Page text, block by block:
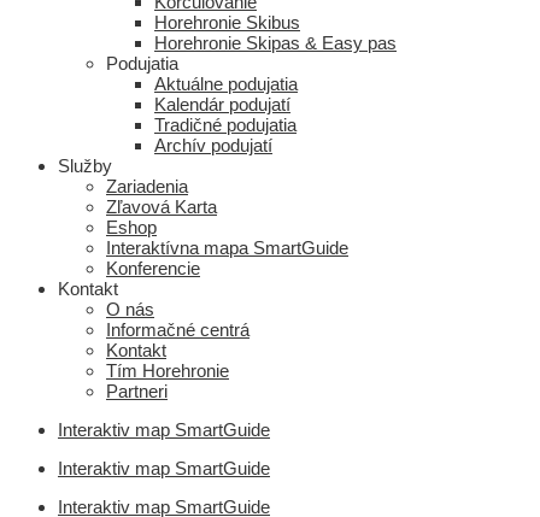
Horehronie Skibus
Horehronie Skipas & Easy pas
Podujatia
Aktuálne podujatia
Kalendár podujatí
Tradičné podujatia
Archív podujatí
Služby
Zariadenia
Zľavová Karta
Eshop
Interaktívna mapa SmartGuide
Konferencie
Kontakt
O nás
Informačné centrá
Kontakt
Tím Horehronie
Partneri
Interaktiv map SmartGuide
Interaktiv map SmartGuide
Interaktiv map SmartGuide